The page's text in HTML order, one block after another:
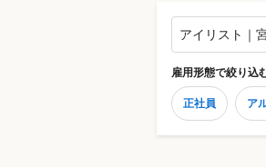
アイリスト｜
雇用形態で絞り込
正社員 ア